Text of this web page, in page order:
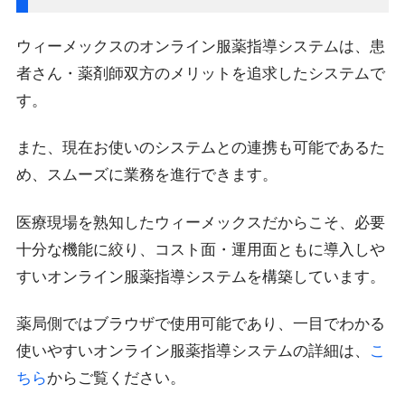
ウィーメックスのオンライン服薬指導システムは、患
者さん・薬剤師双方のメリットを追求したシステムで
す。
また、現在お使いのシステムとの連携も可能であるた
め、スムーズに業務を進行できます。
医療現場を熟知したウィーメックスだからこそ、必要
十分な機能に絞り、コスト面・運用面ともに導入しや
すいオンライン服薬指導システムを構築しています。
薬局側ではブラウザで使用可能であり、一目でわかる
使いやすいオンライン服薬指導システムの詳細は、
こ
ちらからご覧ください。